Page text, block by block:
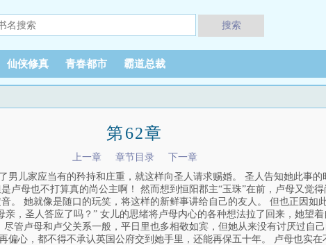
搜索
仙侠修真 青春都市 霸道总裁
第62章
上一章 章节目录
下一章
男儿家应当有的矜持和庄重，就这样向圣人请求赐婚。 圣人告知她此事
卢母也不打算真的尚公主啊！ 然而想到恒阳郡主“玉珠”在前，卢母又觉
。 她就像是随口的玩笑，将这样的新鲜事讲给自己的友人。 但也正因如
，圣人答应了吗？” 女儿的思绪将卢母内心的各种想法拉了回来，她望
管卢母和卢父关系一般，平日里也多相敬如宾，但她从来没有讨厌过自
偏心，都不得不承认英国公府交到她手里，还能再保五十年。 卢母也实